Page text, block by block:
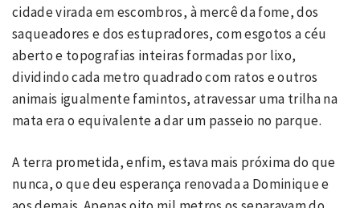
cidade virada em escombros, à mercê da fome, dos
saqueadores e dos estupradores, com esgotos a céu
aberto e topografias inteiras formadas por lixo,
dividindo cada metro quadrado com ratos e outros
animais igualmente famintos, atravessar uma trilha na
mata era o equivalente a dar um passeio no parque.
A terra prometida, enfim, estava mais próxima do que
nunca, o que deu esperança renovada a Dominique e